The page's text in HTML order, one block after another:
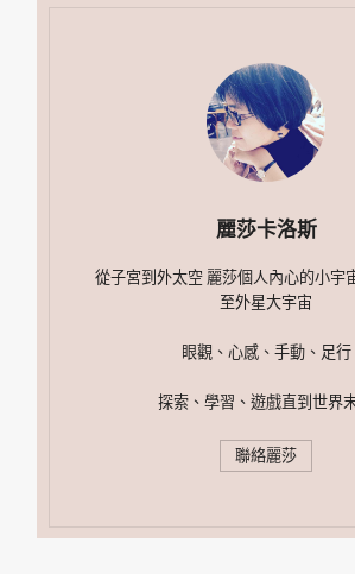
麗莎卡洛斯
從子宮到外太空 麗莎個人內心的小宇
至外星大宇宙
眼觀、心感、手動、足行
探索、學習、遊戲直到世界
聯絡麗莎